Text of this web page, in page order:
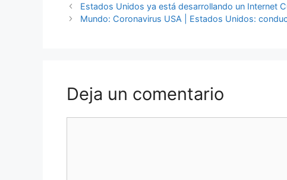
Estados Unidos ya está desarrollando un Internet
Mundo: Coronavirus USA | Estados Unidos:
Deja un comentario